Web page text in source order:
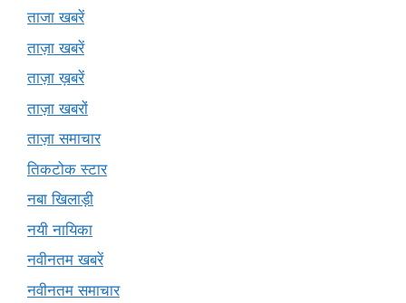
ताजा खबरें
ताज़ा खबरें
ताज़ा ख़बरें
ताज़ा खबरों
ताज़ा समाचार
तिकटोक स्टार
नबा खिलाड़ी
नयी नायिका
नवीनतम खबरें
नवीनतम समाचार